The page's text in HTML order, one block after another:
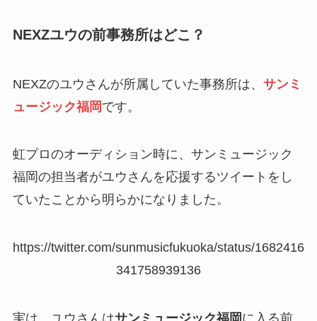
NEXZユウの前事務所はどこ？
NEXZのユウさんが所属していた事務所は、 サンミ
ュージック福岡 です。
虹プロのオーディション時に、サンミュージック
福岡の担当者がユウさんを応援するツイートをし
ていたことから明らかになりました。
https://twitter.com/sunmusicfukuoka/status/1682416
341758939136
実は、ユウさんはサンミュージック福岡 に入る前